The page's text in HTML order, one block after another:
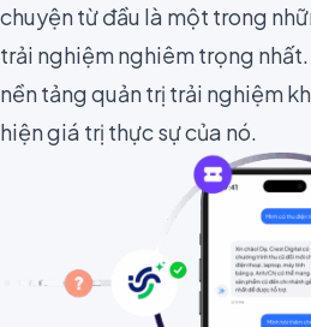
chuyện từ đầu là một trong
trải nghiệm nghiêm trọng
nền tảng quản trị trải nghiệm
hiện giá trị thực sự của nó.